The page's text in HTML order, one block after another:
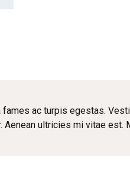
ac turpis egestas.
ultricies mi vitae est.